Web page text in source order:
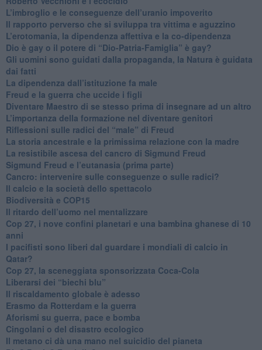
​L’imbroglio e le conseguenze dell’uranio impoverito
​Il rapporto perverso che si sviluppa tra vittima e aguzzino
L’erotomania, la dipendenza affettiva e la co-dipendenza
​Dio è gay o il potere di “Dio-Patria-Famiglia” è gay?
​Gli uomini sono guidati dalla propaganda, la Natura è guidata
dai fatti
La dipendenza dall’istituzione fa male
​Freud e la guerra che uccide i figli
​Diventare Maestro di se stesso prima di insegnare ad un altro
L’importanza della formazione nel diventare genitori
Riflessioni sulle radici del “male” di Freud
​La storia ancestrale e la primissima relazione con la madre
​La resistibile ascesa del cancro di Sigmund Freud
Sigmund Freud e l’eutanasia (prima parte)
Cancro: intervenire sulle conseguenze o sulle radici?
​Il calcio e la società dello spettacolo
Biodiversità e COP15
​Il ritardo dell’uomo nel mentalizzare
​Cop 27, i nove confini planetari e una bambina ghanese di 10
anni
​I pacifisti sono liberi dal guardare i mondiali di calcio in
Qatar?
​Cop 27, la sceneggiata sponsorizzata Coca-Cola
​Liberarsi dei “biechi blu”
Il riscaldamento globale è adesso
​Erasmo da Rotterdam e la guerra
​Aforismi su guerra, pace e bomba
Cingolani o del disastro ecologico
​Il metano ci dà una mano nel suicidio del pianeta